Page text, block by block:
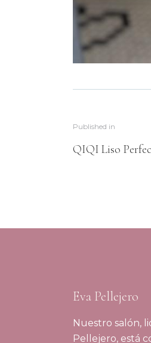
Published in
QIQI Liso
Eva Pellejero
Nuestro salón,
Pellejero, está